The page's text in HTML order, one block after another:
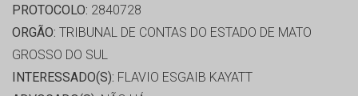
PROTOCOLO: 2840728
ORGÃO: TRIBUNAL DE CONTAS DO ESTADO DE MATO
GROSSO DO SUL
INTERESSADO(S): FLAVIO ESGAIB KAYATT